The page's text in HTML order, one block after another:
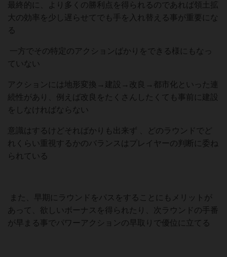
最終的に、より多くの勝利点を得られるのであれば領土拡
大の効率を少し遅らせてでも手を入れ替える事が重要にな
る
一方でその特定のアクションばかりをできる様にもなっ
ていない
アクションには地形変換→建設→改良→都市化といった連
続性があり、例えば改良をたくさんしたくても事前に建設
をしなければならない
意識はするけどそればかりも出来ず 、どのラウンドでど
れくらい重視するかのバランスはプレイヤーの判断に委ね
られている
また、早期にラウンドをパスをすることにもメリットが
あって、欲しいボーナスを得られたり、次ラウンドの手番
が早まる事でパワーアクションの早取りで優位に立てる